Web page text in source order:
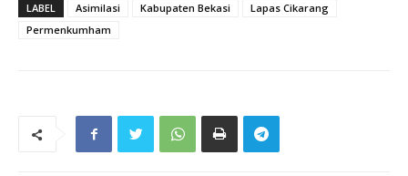
LABEL Asimilasi Kabupaten Bekasi
Lapas Cikarang
Permenkumham